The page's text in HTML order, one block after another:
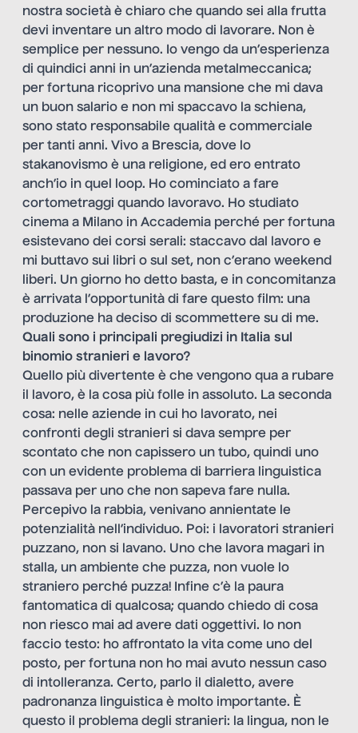
nostra società è chiaro che quando sei alla frutta
devi inventare un altro modo di lavorare. Non è
semplice per nessuno. Io vengo da un’esperienza
di quindici anni in un’azienda metalmeccanica;
per fortuna ricoprivo una mansione che mi dava
un buon salario e non mi spaccavo la schiena,
sono stato responsabile qualità e commerciale
per tanti anni. Vivo a Brescia, dove lo
stakanovismo è una religione, ed ero entrato
anch’io in quel loop. Ho cominciato a fare
cortometraggi quando lavoravo. Ho studiato
cinema a Milano in Accademia perché per fortuna
esistevano dei corsi serali: staccavo dal lavoro e
mi buttavo sui libri o sul set, non c’erano weekend
liberi. Un giorno ho detto basta, e in concomitanza
è arrivata l’opportunità di fare questo film: una
produzione ha deciso di scommettere su di me.
Quali sono i principali pregiudizi in Italia sul
binomio stranieri e lavoro?
Quello più divertente è che vengono qua a rubare
il lavoro, è la cosa più folle in assoluto. La seconda
cosa: nelle aziende in cui ho lavorato, nei
confronti degli stranieri si dava sempre per
scontato che non capissero un tubo, quindi uno
con un evidente problema di barriera linguistica
passava per uno che non sapeva fare nulla.
Percepivo la rabbia, venivano annientate le
potenzialità nell’individuo. Poi: i lavoratori stranieri
puzzano, non si lavano. Uno che lavora magari in
stalla, un ambiente che puzza, non vuole lo
straniero perché puzza! Infine c’è la paura
fantomatica di qualcosa; quando chiedo di cosa
non riesco mai ad avere dati oggettivi. Io non
faccio testo: ho affrontato la vita come uno del
posto, per fortuna non ho mai avuto nessun caso
di intolleranza. Certo, parlo il dialetto, avere
padronanza linguistica è molto importante. È
questo il problema degli stranieri: la lingua, non le